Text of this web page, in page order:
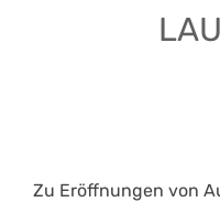
Zu Eröffnungen von